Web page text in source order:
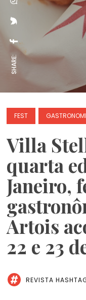
SHARE:
FEST
Villa
quarta
Janeiro,
Artois
22 e 23
REVISTA